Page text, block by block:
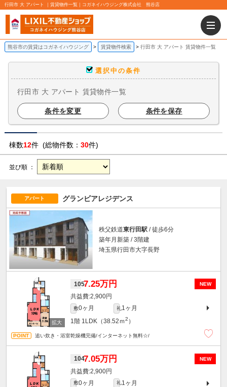
行田市 大 アパート ｜賃貸物件一覧｜コガネイハウジング株式会社 熊谷店
熊谷市の賃貸はコガネイハウジング 賃貸物件検索 行田市 大 アパート 賃貸物件一覧
選択中の条件
行田市 大 アパート 賃貸物件一覧
条件を変更 条件を保存
棟数12件 (総物件数： 30件)
並び順 ：
アパート グランビアレジデンス
秩父鉄道東行田駅 / 徒歩6分
築年月新築 / 3階建
埼玉県行田市大字長野
NEW
1057.25万円
2,900円
敷0ヶ月 礼1ヶ月
1階 1LDK（38.52ｍ2 ）
追い炊き・浴室乾燥機完備/インターネット無料☆/
NEW
1047.05万円
2,900円
敷0ヶ月 礼1ヶ月